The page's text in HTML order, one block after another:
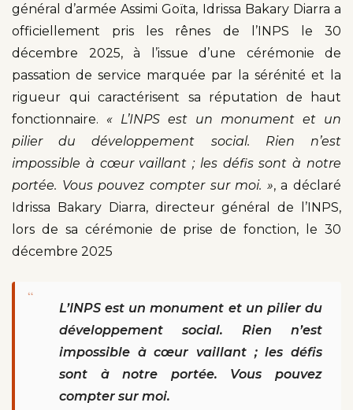
général d’armée Assimi Goïta, Idrissa Bakary Diarra a
officiellement pris les rênes de l’INPS le 30
décembre 2025, à l’issue d’une cérémonie de
passation de service marquée par la sérénité et la
rigueur qui caractérisent sa réputation de haut
fonctionnaire. « L’INPS est un monument et un
pilier du développement social. Rien n’est
impossible à cœur vaillant ; les défis sont à notre
portée. Vous pouvez compter sur moi. », a déclaré
Idrissa Bakary Diarra, directeur général de l’INPS,
lors de sa cérémonie de prise de fonction, le 30
décembre 2025
“
L’INPS est un monument et un pilier du
développement social. Rien n’est
impossible à cœur vaillant ; les défis
sont à notre portée. Vous pouvez
compter sur moi.